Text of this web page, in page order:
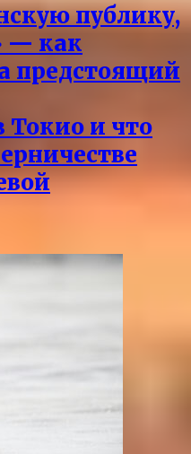
публику,
— как
предстоящий
Токио и что